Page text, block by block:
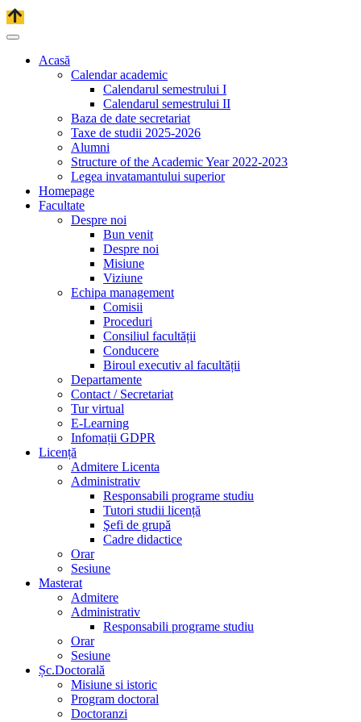
Acasă
Calendar academic
Calendarul semestrului I
Calendarul semestrului II
Baza de date secretariat
Taxe de studii 2025-2026
Alumni
Structure of the Academic Year 2022-2023
Legea invatamantului superior
Homepage
Facultate
Despre noi
Bun venit
Despre noi
Misiune
Viziune
Echipa management
Comisii
Proceduri
Consiliul facultății
Conducere
Biroul executiv al facultății
Departamente
Contact / Secretariat
Tur virtual
E-Learning
Infomații GDPR
Licență
Admitere Licenta
Administrativ
Responsabili programe studiu
Tutori studii licență
Şefi de grupă
Cadre didactice
Orar
Sesiune
Masterat
Admitere
Administrativ
Responsabili programe studiu
Orar
Sesiune
Șc.Doctorală
Misiune si istoric
Program doctoral
Doctoranzi